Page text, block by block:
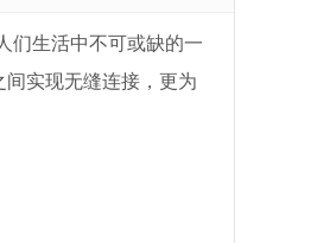
们生活中不可或缺的一
实现无缝连接，更为